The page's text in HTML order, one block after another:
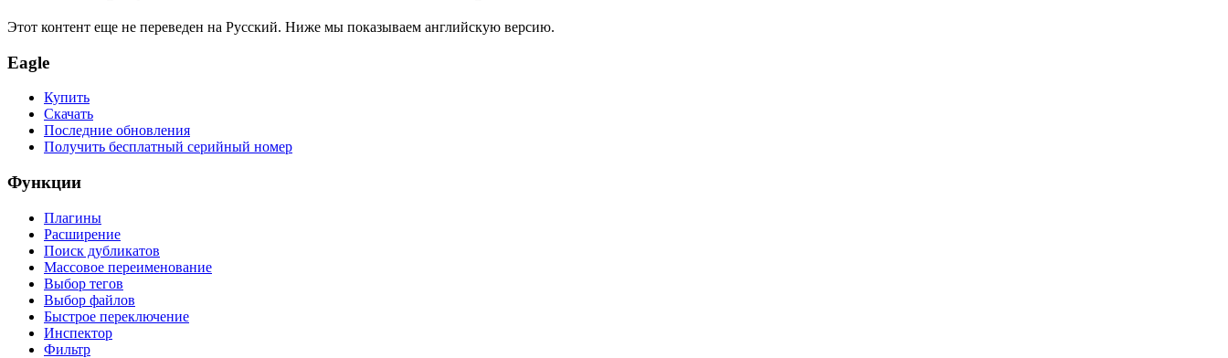
Этот контент еще не переведен на Русский. Ниже мы показываем английскую версию.
Eagle
Купить
Скачать
Последние обновления
Получить бесплатный серийный номер
Функции
Плагины
Расширение
Поиск дубликатов
Массовое переименование
Выбор тегов
Выбор файлов
Быстрое переключение
Инспектор
Фильтр